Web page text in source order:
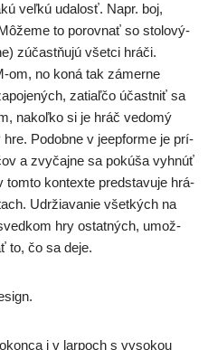
veľ­kú uda­losť. Napr. boj,
to porov­nať so sto­lo­vý­
zúčast­ňu­jú všet­ci hrá­či.
om, no koná tak zámer­ne
zatiaľ­čo účast­niť sa
nakoľ­ko si je hráč vedo­mý
hre. Podobne v jeep­for­me je prí­
a zvy­čaj­ne sa pokú­ša vyhnúť
tom­to kon­tex­te pred­sta­vu­je hrá­
Udržiavanie všet­kých na
hry ostat­ných, umož­
to, čo sa deje.
i v lar­poch s vyso­kou